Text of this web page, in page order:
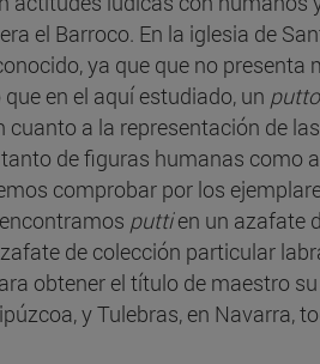
el Barroco. En la iglesia de
ya que que no presenta
en el aquí estudiado, un putto
a la representación de
de figuras humanas como
comprobar por los
puttien un azafate
de colección particular
obtener el título de maestro
y Tulebras, en Navarra,